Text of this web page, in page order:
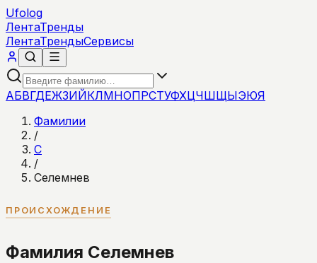
Ufolog
ЛентаТренды
ЛентаТрендыСервисы
АБВГДЕЖЗИЙКЛМНОПРСТУФХЦЧШЩЫЭЮЯ
Фамилии
/
С
/
Селемнев
ПРОИСХОЖДЕНИЕ
Фамилия Селемнев